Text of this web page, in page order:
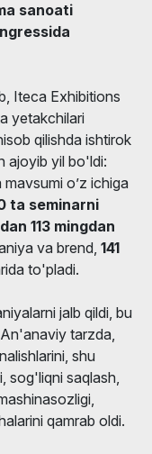
sanoati
Iteca Exhibitions
yetakchilari
qilishda ishtirok
ajoyib yil bo'ldi:
o’z ichiga
ta seminarni
113 mingdan
va brend, 141
to'pladi.
jalb qildi, bu
tarzda,
shu
sog'liqni saqlash,
qamrab oldi.